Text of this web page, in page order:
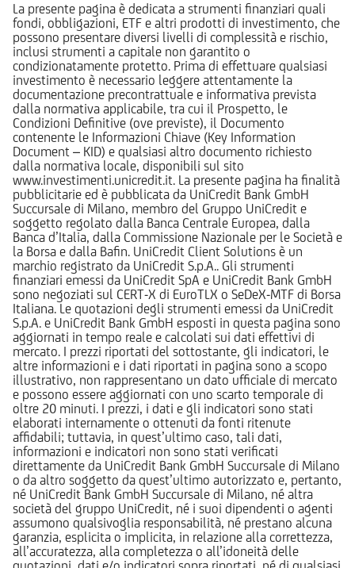
La presente pagina è dedicata a strumenti finanziari quali
fondi, obbligazioni, ETF e altri prodotti di investimento, che
possono presentare diversi livelli di complessità e rischio,
inclusi strumenti a capitale non garantito o
condizionatamente protetto. Prima di effettuare qualsiasi
investimento è necessario leggere attentamente la
documentazione precontrattuale e informativa prevista
dalla normativa applicabile, tra cui il Prospetto, le
Condizioni Definitive (ove previste), il Documento
contenente le Informazioni Chiave (Key Information
Document – KID) e qualsiasi altro documento richiesto
dalla normativa locale, disponibili sul sito
www.investimenti.unicredit.it. La presente pagina ha finalità
pubblicitarie ed è pubblicata da UniCredit Bank GmbH
Succursale di Milano, membro del Gruppo UniCredit e
soggetto regolato dalla Banca Centrale Europea, dalla
Banca d’Italia, dalla Commissione Nazionale per le Società e
la Borsa e dalla Bafin. UniCredit Client Solutions è un
marchio registrato da UniCredit S.p.A.. Gli strumenti
finanziari emessi da UniCredit SpA e UniCredit Bank GmbH
sono negoziati sul CERT-X di EuroTLX o SeDeX-MTF di Borsa
Italiana. Le quotazioni degli strumenti emessi da UniCredit
S.p.A. e UniCredit Bank GmbH esposti in questa pagina sono
aggiornati in tempo reale e calcolati sui dati effettivi di
mercato. I prezzi riportati del sottostante, gli indicatori, le
altre informazioni e i dati riportati in pagina sono a scopo
illustrativo, non rappresentano un dato ufficiale di mercato
e possono essere aggiornati con uno scarto temporale di
oltre 20 minuti. I prezzi, i dati e gli indicatori sono stati
elaborati internamente o ottenuti da fonti ritenute
affidabili; tuttavia, in quest’ultimo caso, tali dati,
informazioni e indicatori non sono stati verificati
direttamente da UniCredit Bank GmbH Succursale di Milano
o da altro soggetto da quest’ultimo autorizzato e, pertanto,
né UniCredit Bank GmbH Succursale di Milano, né altra
società del gruppo UniCredit, né i suoi dipendenti o agenti
assumono qualsivoglia responsabilità, né prestano alcuna
garanzia, esplicita o implicita, in relazione alla correttezza,
all’accuratezza, alla completezza o all’idoneità delle